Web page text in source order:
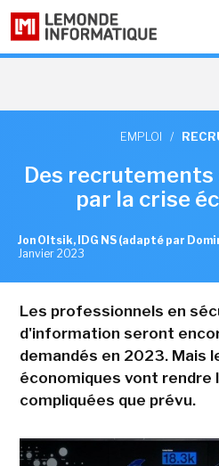
EMPLOI /
Des
par la crise
Jon Oltsik, IDG NS (adapté par
Janvier 2023
Les professionnels en
d'information seront
demandés en 2023. Mais
économiques vont rendre
compliquées que prévu.